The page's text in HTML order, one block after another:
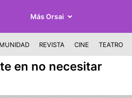
Más Orsai
REVISTA CINE TEATRO
en no necesitar